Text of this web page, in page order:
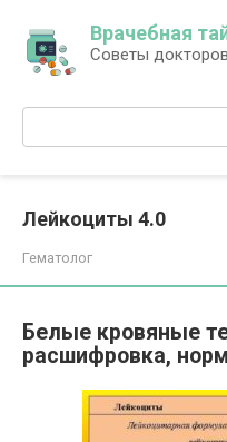
контенту
Врачебная
Советы докторов
Поиск:
Лейкоциты 4.0
Гематолог
Белые кровяные
расшифровка,